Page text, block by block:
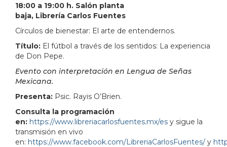
18:00 a 19:00 h. Salón planta
baja, Librería Carlos Fuentes
Círculos de bienestar: El arte de entendernos.
Título: El fútbol a través de los sentidos: La experiencia
de Don Pepe.
Evento con interpretación en Lengua de Señas
Mexicana.
Presenta: Psic. Rayis O’Brien.
Consulta la programación
en: https://www.libreriacarlosfuentes.mx/es y sigue la
transmisión en vivo
en: https://www.facebook.com/LibreriaCarlosFuentes/ y